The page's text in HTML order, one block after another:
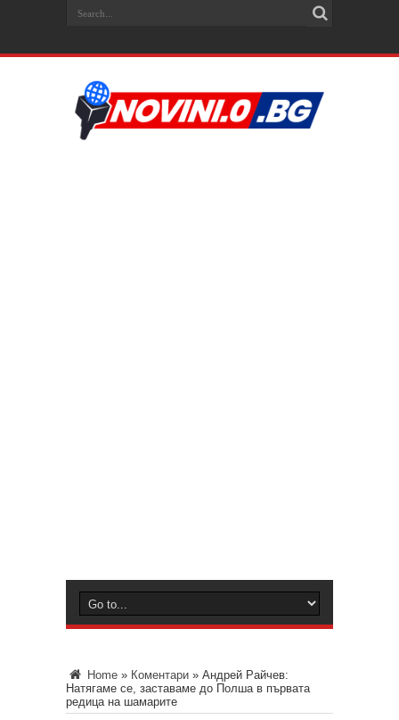
Home » Коментари » Андрей Райчев:
Натягаме се, заставаме до Полша в първата
редица на шамарите